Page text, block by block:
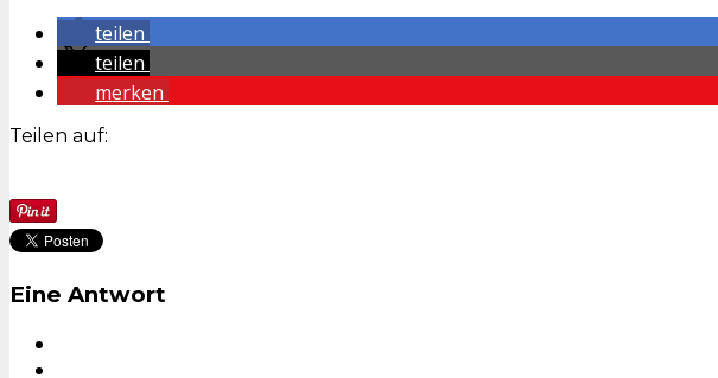
teilen
teilen
merken
Teilen auf:
Eine Antwort